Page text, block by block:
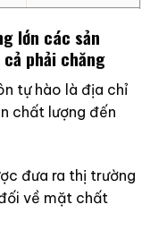
lớn các sản
phải chăng
tự hào là địa chỉ
chất lượng đến
đưa ra thị trường
về mặt chất